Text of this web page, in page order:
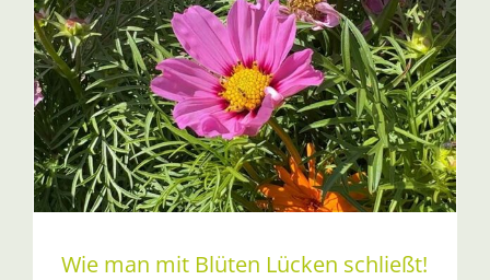
Wie man mit Blüten Lücken schließt!